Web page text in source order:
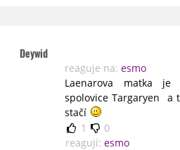
Deywid
reaguje na: esmo
Laenarova matka
spolovice Targaryen a
stačí
1
0
reagují: esmo